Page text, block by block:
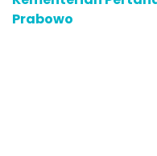
Prabowo